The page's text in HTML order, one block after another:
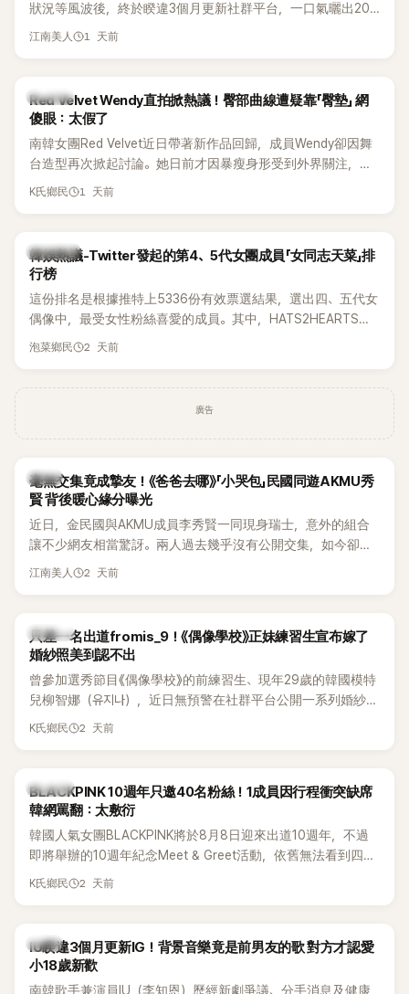
狀況等風波後，終於睽違3個月更新社群平台，一口氣曬出20
張近況照，讓大批粉絲又驚又喜。其中，一張生日蛋糕照意外
江南美人 1 天前
K-POP
Red Velvet Wendy直拍掀熱議！臀部曲線遭疑靠「臀墊」 網
傻眼：太假了
南韓女團Red Velvet近日帶著新作品回歸，成員Wendy卻因舞
台造型再次掀起討論。她日前才因暴瘦身形受到外界關注，又
被質疑在舞台上使用臀墊，如今最新打歌舞台曝光後，再度因
K氏鄉民 1 天前
熱議討論
韓娛熱議-Twitter發起的第4、5代女團成員「女同志天菜」排
行榜
這份排名是根據推特上5336份有效票選結果，選出四、五代女
偶像中，最受女性粉絲喜愛的成員。其中，HATS2HEARTS成
員包攬了前三名，展現了她們在女性社群中的高人氣。
泡菜鄉民 2 天前
廣告
韓星
毫無交集竟成摯友！《爸爸去哪》「小哭包」民國同遊AKMU秀
賢 背後暖心緣分曝光
近日，金民國與AKMU成員李秀賢一同現身瑞士，意外的組合
讓不少網友相當驚訝。兩人過去幾乎沒有公開交集，如今卻一
起踏上瑞士之旅，也讓粉絲紛紛好奇：「他們到底是怎麼認識
江南美人 2 天前
K-POP
只差一名出道fromis_9！《偶像學校》正妹練習生宣布嫁了
婚紗照美到認不出
曾參加選秀節目《偶像學校》的前練習生、現年29歲的韓國模特
兒柳智娜（유지나），近日無預警在社群平台公開一系列婚紗
照，親自宣布即將步入婚姻，消息曝光後讓不少曾追看節目的
K氏鄉民 2 天前
K-POP
BLACKPINK 10週年只邀40名粉絲！1成員因行程衝突缺席
韓網罵翻：太敷衍
韓國人氣女團BLACKPINK將於8月8日迎來出道10週年，不過
即將舉辦的10週年紀念Meet & Greet活動，依舊無法看到四人
合體。根據韓媒《MyDaily》7日報導，當天將由Jisoo（智秀）、
K氏鄉民 2 天前
韓星
IU睽違3個月更新IG！背景音樂竟是前男友的歌 對方才認愛
小18歲新歡
南韓歌手兼演員IU（李知恩）歷經新劇爭議、分手消息及健康